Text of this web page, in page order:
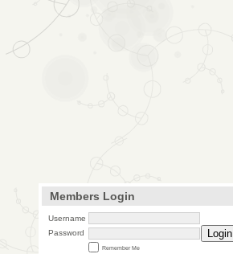
Members Login
Username
Password
Login
Remember Me